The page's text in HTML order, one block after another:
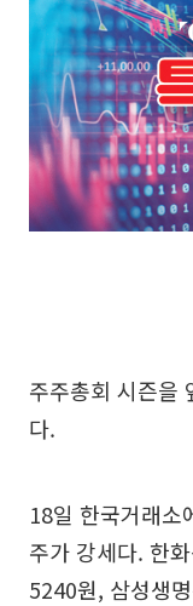
주주총회 시즌을
다.
18일 한국거래소
주가 강세다. 한
5240원, 삼성생